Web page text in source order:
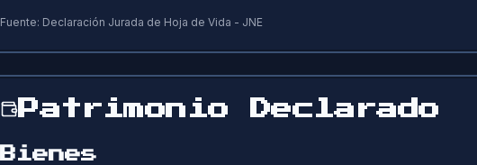
Fuente: Declaración Jurada de Hoja de Vida - JNE
Patrimonio Declarado
Bienes